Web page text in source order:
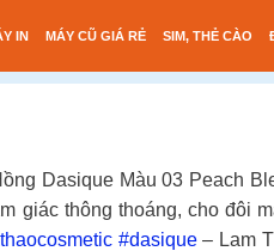
IN MÁY CŨ GIÁ RẺ SIM, THẺ CÀO
Dasique Màu 03 Peach
giác thông thoáng, cho đôi
#dasique– Lam